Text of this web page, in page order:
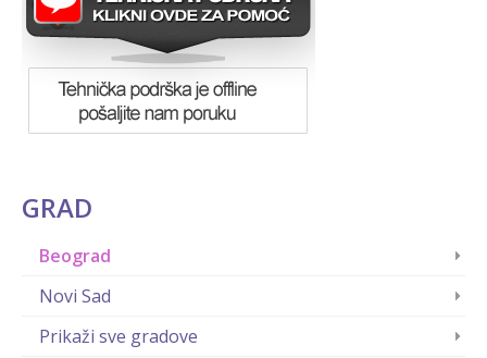
GRAD
Beograd
Novi Sad
Prikaži sve gradove